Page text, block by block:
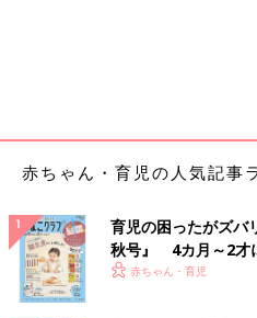
赤ちゃん・育児の人気記事
育児の困ったがズバ
秋号』 4カ月～2才
いっぱい！
赤ちゃん・育児